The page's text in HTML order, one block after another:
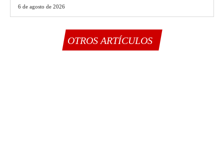
6 de agosto de 2026
OTROS ARTÍCULOS